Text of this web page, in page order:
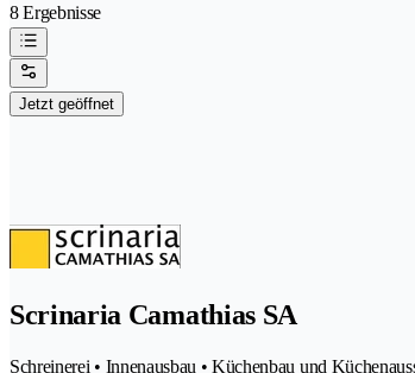
8 Ergebnisse
Jetzt geöffnet
Scrinaria Camathias SA
Schreinerei • Innenausbau • Küchenbau und